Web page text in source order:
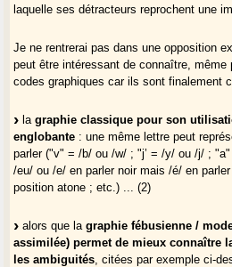
laquelle ses détracteurs reprochent une
Je ne rentrerai pas dans une opposition
peut être intéressant de connaître,
codes graphiques car ils sont finalement
lagraphie classique pour son
englobante : une même lettre peut
parler ("v" = /b/ ou /w/ ; "j’ = /y/ ou /j/ ;
/eu/ ou /e/ en parler noir mais /é/ en parler
position atone ; etc.) ... (2)
alors que lagraphie fébusienne /
assimilée) permet de mieux connaître
les ambiguités , citées par exemple ci-